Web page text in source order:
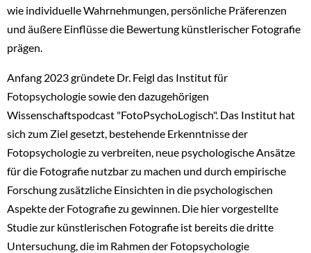
wie individuelle Wahrnehmungen, persönliche Präferenzen
und äußere Einflüsse die Bewertung künstlerischer Fotografie
prägen.
Anfang 2023 gründete Dr. Feigl das Institut für
Fotopsychologie sowie den dazugehörigen
Wissenschaftspodcast "FotoPsychoLogisch". Das Institut hat
sich zum Ziel gesetzt, bestehende Erkenntnisse der
Fotopsychologie zu verbreiten, neue psychologische Ansätze
für die Fotografie nutzbar zu machen und durch empirische
Forschung zusätzliche Einsichten in die psychologischen
Aspekte der Fotografie zu gewinnen. Die hier vorgestellte
Studie zur künstlerischen Fotografie ist bereits die dritte
Untersuchung, die im Rahmen der Fotopsychologie